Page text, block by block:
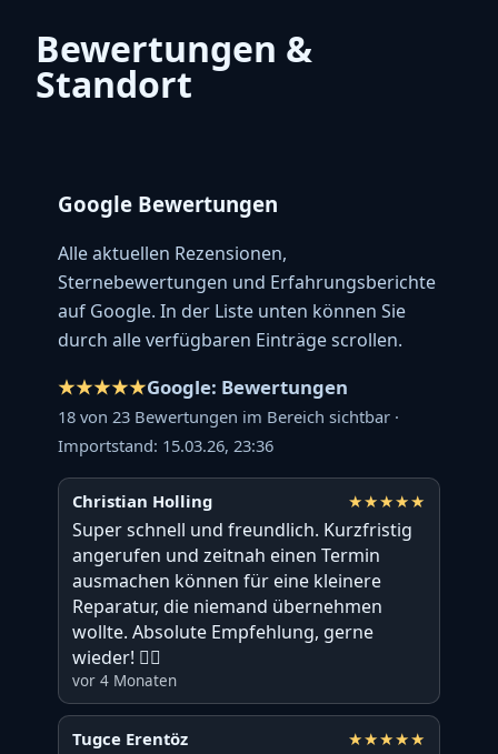
Bewertungen &
Standort
Google Bewertungen
Alle aktuellen Rezensionen,
Sternebewertungen und Erfahrungsberichte
auf Google. In der Liste unten können Sie
durch alle verfügbaren Einträge scrollen.
★★★★★Google: Bewertungen
18 von 23 Bewertungen im Bereich sichtbar ·
Importstand: 15.03.26, 23:36
Christian Holling ★★★★★
Super schnell und freundlich. Kurzfristig
angerufen und zeitnah einen Termin
ausmachen können für eine kleinere
Reparatur, die niemand übernehmen
wollte. Absolute Empfehlung, gerne
wieder! 👍🏻
vor 4 Monaten
Tugce Erentöz ★★★★★